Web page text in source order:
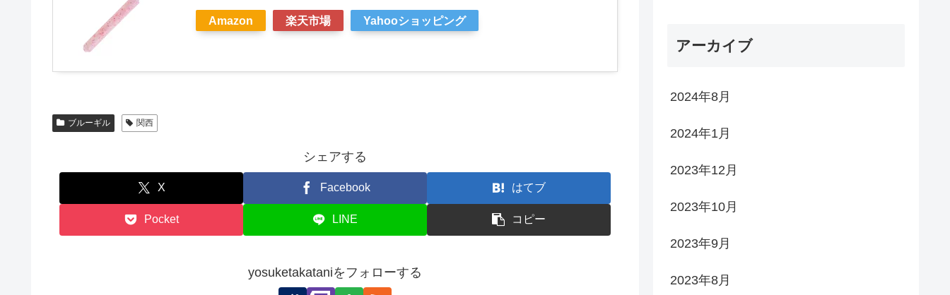
Amazon 楽天市場 Yahooショッピング
ブルーギル 関西
シェアする
X Facebook はてブ
Pocket LINE コピー
yosuketakataniをフォローする
アーカイブ
2024年8月
2024年1月
2023年12月
2023年10月
2023年9月
2023年8月